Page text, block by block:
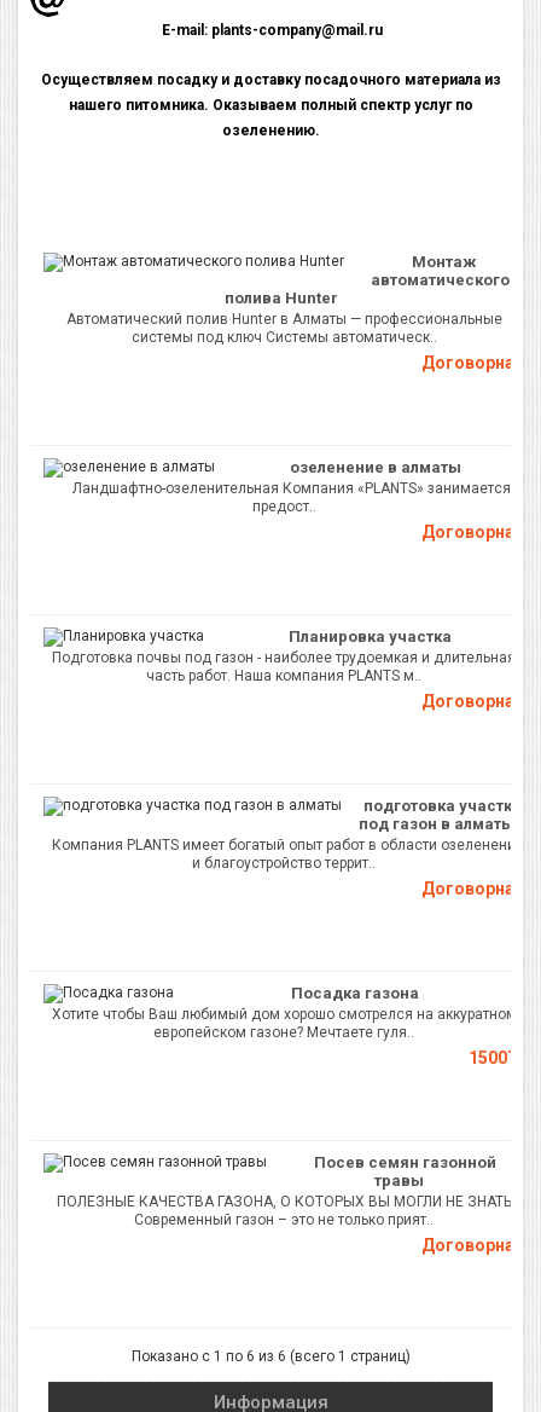
E-mail: plants-company@mail.ru
Осуществляем посадку и доставку посадочного материала из
нашего питомника. Оказываем полный спектр услуг по
озеленению.
Монтаж
автоматического
полива Hunter
Автоматический полив Hunter в Алматы — профессиональные
системы под ключ Системы автоматическ..
Договорная
озеленение в алматы
Ландшафтно-озеленительная Компания «PLANTS» занимается
предост..
Договорная
Планировка участка
Подготовка почвы под газон - наиболее трудоемкая и длительная
часть работ. Наша компания PLANTS м..
Договорная
подготовка участка
под газон в алматы
Компания PLANTS имеет богатый опыт работ в области озеленения
и благоустройство террит..
Договорная
Посадка газона
Хотите чтобы Ваш любимый дом хорошо смотрелся на аккуратном
европейском газоне? Мечтаете гуля..
1500Т.
Посев семян газонной
травы
ПОЛЕЗНЫЕ КАЧЕСТВА ГАЗОНА, О КОТОРЫХ ВЫ МОГЛИ НЕ ЗНАТЬ
Современный газон – это не только прият..
Договорная
Показано с 1 по 6 из 6 (всего 1 страниц)
Информация